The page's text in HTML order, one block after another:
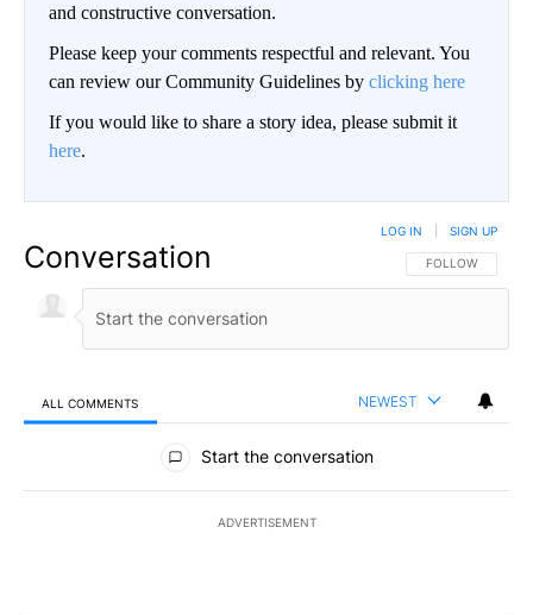
and constructive conversation.
Please keep your comments respectful and relevant. You
can review our Community Guidelines by clicking here
If you would like to share a story idea, please submit it
here.
Conversation FOLLOW THIS
FOLLOW
LOG IN SIGN UP
ALL COMMENTS NEWEST
All Comments
Start the conversation
ADVERTISEMENT